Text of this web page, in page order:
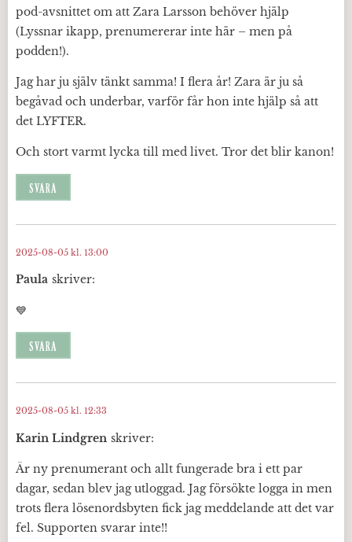
pod-avsnittet om att Zara Larsson behöver hjälp
(Lyssnar ikapp, prenumererar inte här – men på
podden!).
Jag har ju själv tänkt samma! I flera år! Zara är ju så
begåvad och underbar, varför får hon inte hjälp så att
det LYFTER.
Och stort varmt lycka till med livet. Tror det blir kanon!
SVARA
Paula skriver:
2025-08-05 kl. 13:00
💙
SVARA
Karin Lindgren skriver:
2025-08-05 kl. 12:33
Är ny prenumerant och allt fungerade bra i ett par
dagar, sedan blev jag utloggad. Jag försökte logga in men
trots flera lösenordsbyten fick jag meddelande att det var
fel. Supporten svarar inte!!